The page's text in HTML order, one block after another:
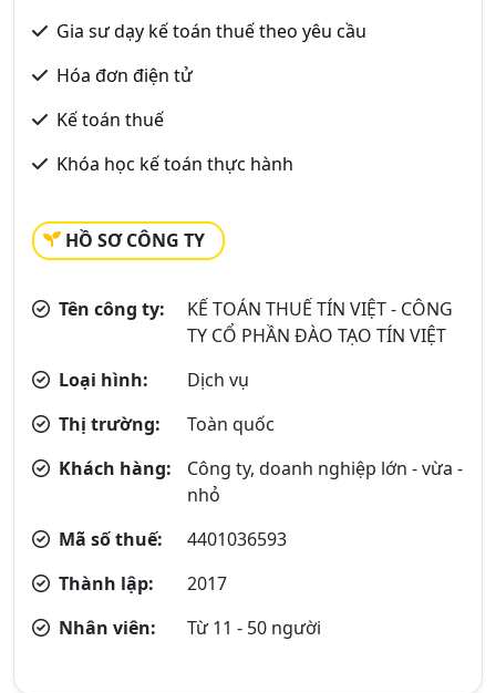
Gia sư dạy kế toán thuế theo yêu cầu
Hóa đơn điện tử
Kế toán thuế
Khóa học kế toán thực hành
HỒ SƠ CÔNG TY
Tên công ty:
KẾ TOÁN THUẾ TÍN VIỆT - CÔNG
TY CỔ PHẦN ĐÀO TẠO TÍN VIỆT
Loại hình:
Dịch vụ
Thị trường:
Toàn quốc
Khách hàng:
Công ty, doanh nghiệp lớn - vừa -
nhỏ
Mã số thuế:
4401036593
Thành lập:
2017
Nhân viên:
Từ 11 - 50 người